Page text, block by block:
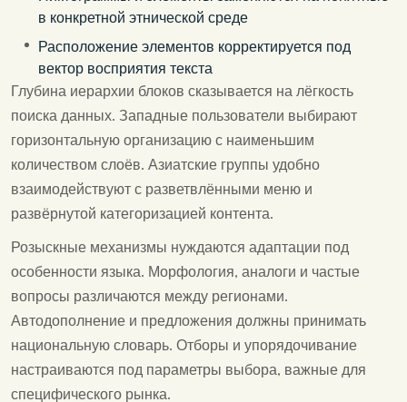
в конкретной этнической среде
Расположение элементов корректируется под
вектор восприятия текста
Глубина иерархии блоков сказывается на лёгкость
поиска данных. Западные пользователи выбирают
горизонтальную организацию с наименьшим
количеством слоёв. Азиатские группы удобно
взаимодействуют с разветвлёнными меню и
развёрнутой категоризацией контента.
Розыскные механизмы нуждаются адаптации под
особенности языка. Морфология, аналоги и частые
вопросы различаются между регионами.
Автодополнение и предложения должны принимать
национальную словарь. Отборы и упорядочивание
настраиваются под параметры выбора, важные для
специфического рынка.